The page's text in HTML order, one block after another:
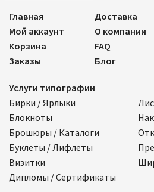
Главная
Мой аккаунт
Корзина
Заказы
Доставка
О компании
FAQ
Блог
Услуги типографии
Бирки / Ярлыки
Блокноты
Брошюры / Каталоги
Буклеты / Лифлеты
Визитки
Дипломы / Сертификаты